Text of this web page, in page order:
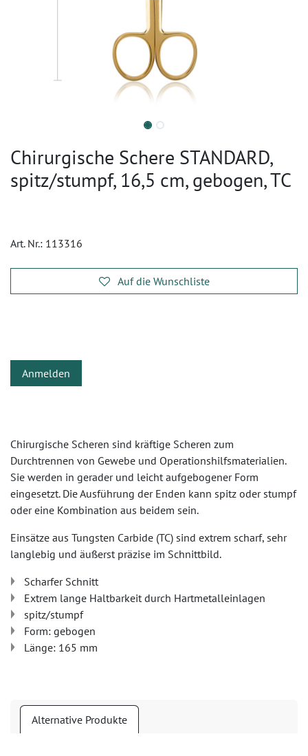
Chirurgische Schere STANDARD,
spitz/stumpf, 16,5 cm, gebogen, TC
Art. Nr.: 113316
Auf die Wunschliste
Anmelden
Chirurgische Scheren sind kräftige Scheren zum
Durchtrennen von Gewebe und Operationshilfsmaterialien.
Sie werden in gerader und leicht aufgebogener Form
eingesetzt. Die Ausführung der Enden kann spitz oder stumpf
oder eine Kombination aus beidem sein.
Einsätze aus Tungsten Carbide (TC) sind extrem scharf, sehr
langlebig und äußerst präzise im Schnittbild.
Scharfer Schnitt
Extrem lange Haltbarkeit durch Hartmetalleinlagen
spitz/stumpf
Form: gebogen
Länge: 165 mm
Alternative Produkte